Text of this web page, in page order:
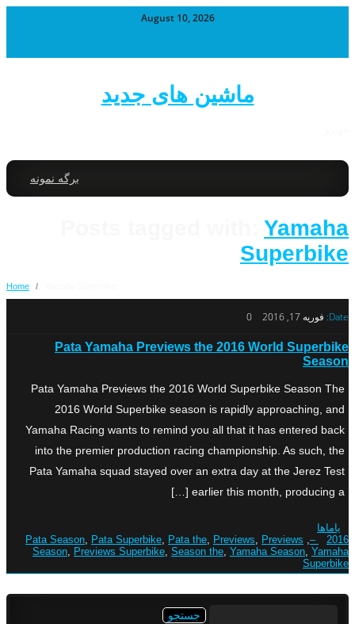
August 10, 2026
ماشین های جدید
برگه نمونه
Yamaha
Superbike
Home /
Date: فوریه 17, 2016 0
Pata Yamaha Previews the 2016 World Superbike
Season
Pata Yamaha Previews the 2016 World Superbike Season The
2016 World Superbike season is rapidly approaching, and
Yamaha Racing wants to remind you all that it has entered back
into the premier production racing championship. As such, the
Pata Yamaha squad stayed over an extra day at the Jerez Test
earlier this month, producing a […]
یاماها
2016 –
,
Pata Season, Pata Superbike, Pata the, Previews, Previews
Season, Previews Superbike, Season the, Yamaha Season, Yamaha
Superbike